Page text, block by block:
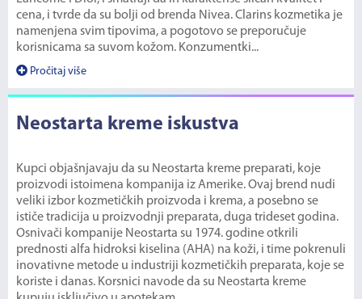
cena, i tvrde da su bolji od brenda Nivea. Clarins kozmetika je
namenjena svim tipovima, a pogotovo se preporučuje
korisnicama sa suvom kožom. Konzumentki...
Pročitaj više
Neostarta kreme iskustva
Kupci objašnjavaju da su Neostarta kreme preparati, koje
proizvodi istoimena kompanija iz Amerike. Ovaj brend nudi
veliki izbor kozmetičkih proizvoda i krema, a posebno se
ističe tradicija u proizvodnji preparata, duga trideset godina.
Osnivači kompanije Neostarta su 1974. godine otkrili
prednosti alfa hidroksi kiselina (AHA) na koži, i time pokrenuli
inovativne metode u industriji kozmetičkih preparata, koje se
koriste i danas. Korsnici navode da su Neostarta kreme